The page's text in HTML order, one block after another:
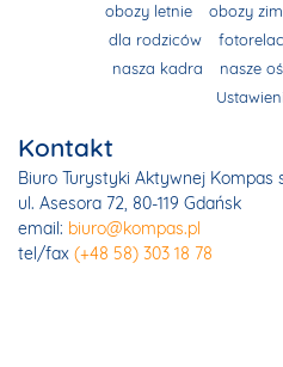
obozy letnie obozy
dla rodziców
nasza kadra
nasze
Kontakt
Biuro Turystyki Aktywnej Kompas
ul. Asesora 72, 80-119 Gdańsk
email: biuro@kompas.pl
tel/fax (+48 58) 303 18 78